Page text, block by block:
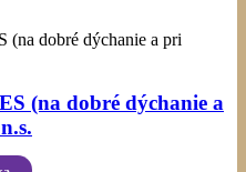
(na dobré dýchanie a